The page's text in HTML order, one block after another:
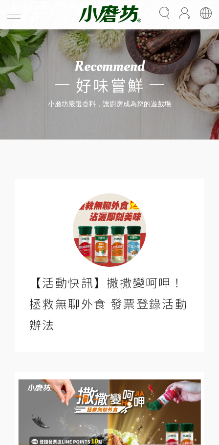
Recommend
好味嘗鮮
小磨坊嚴選香料，讓廚房成為您的遊戲場
【活動快訊】撒撒變呵呷！
拯救無聊外食 發票登錄活動
辦法